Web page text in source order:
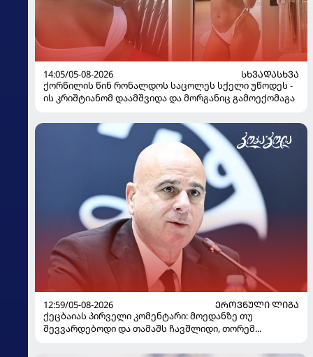
14:05/05-08-2026
ᲡᲮᲕᲐᲓᲐᲡᲮᲕᲐ
ქორწილის წინ რონალდოს საცოლეს სქელი უწოდეს -
ის კრიშტიანომ დაამშვიდა და მორგანიც გამოექომაგა
12:59/05-08-2026
ᲔᲠᲝᲕᲜᲣᲚᲘ ᲚᲘᲒᲐ
ქეცბაიას პირველი კომენტარი: მოედანზე თუ
შევვარდებოდი და თამაშს ჩავშლიდი, თორემ...